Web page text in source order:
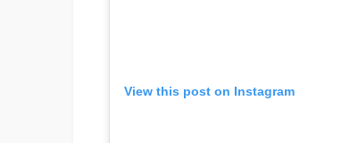
View this post on Instagram